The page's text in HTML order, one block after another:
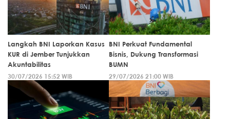
Langkah BNI Laporkan Kasus
KUR di Jember Tunjukkan
Akuntabilitas
30/07/2026 15:52 WIB
BNI Perkuat Fundamental
Bisnis, Dukung Transformasi
BUMN
29/07/2026 21:00 WIB